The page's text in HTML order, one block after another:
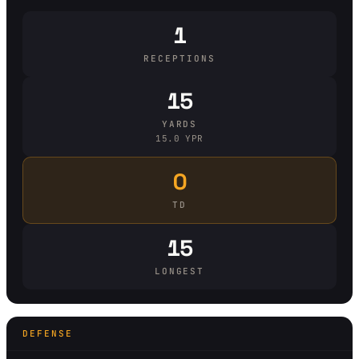
1
RECEPTIONS
15
YARDS
15.0 YPR
0
TD
15
LONGEST
DEFENSE